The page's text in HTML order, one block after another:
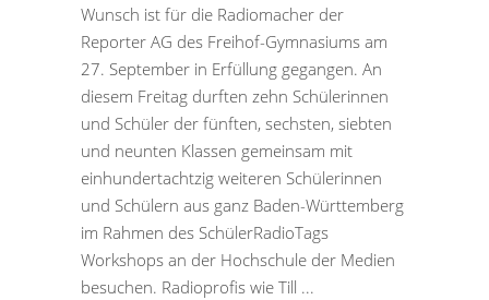
Wunsch ist für die Radiomacher der
Reporter AG des Freihof-Gymnasiums am
27. September in Erfüllung gegangen. An
diesem Freitag durften zehn Schülerinnen
und Schüler der fünften, sechsten, siebten
und neunten Klassen gemeinsam mit
einhundertachtzig weiteren Schülerinnen
und Schülern aus ganz Baden-Württemberg
im Rahmen des SchülerRadioTags
Workshops an der Hochschule der Medien
besuchen. Radioprofis wie Till